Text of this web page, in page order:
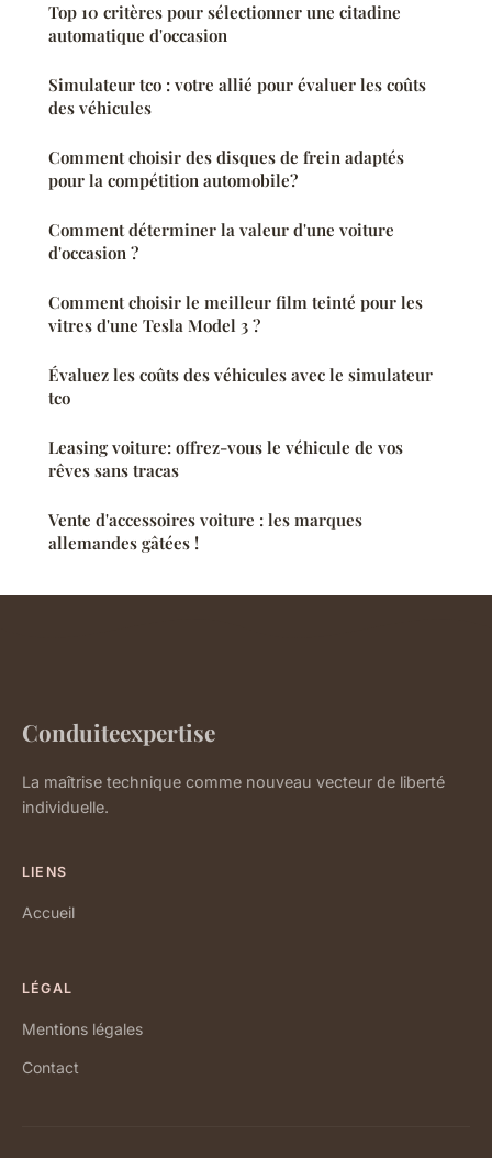
Top 10 critères pour sélectionner une citadine
automatique d'occasion
Simulateur tco : votre allié pour évaluer les coûts
des véhicules
Comment choisir des disques de frein adaptés
pour la compétition automobile?
Comment déterminer la valeur d'une voiture
d'occasion ?
Comment choisir le meilleur film teinté pour les
vitres d'une Tesla Model 3 ?
Évaluez les coûts des véhicules avec le simulateur
tco
Leasing voiture: offrez-vous le véhicule de vos
rêves sans tracas
Vente d'accessoires voiture : les marques
allemandes gâtées !
Conduiteexpertise
La maîtrise technique comme nouveau vecteur de liberté
individuelle.
LIENS
Accueil
LÉGAL
Mentions légales
Contact